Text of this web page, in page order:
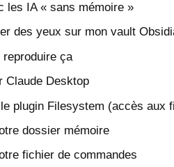
les IA « sans mémoire »
des yeux sur mon vault
reproduire ça
Claude Desktop
plugin Filesystem (accès aux
dossier mémoire
fichier de commandes